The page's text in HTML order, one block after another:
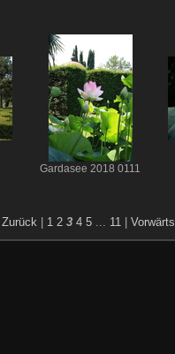
Gardasee 2018 0111
Zurück 1 2 3 4 5... 11 Vorwärts